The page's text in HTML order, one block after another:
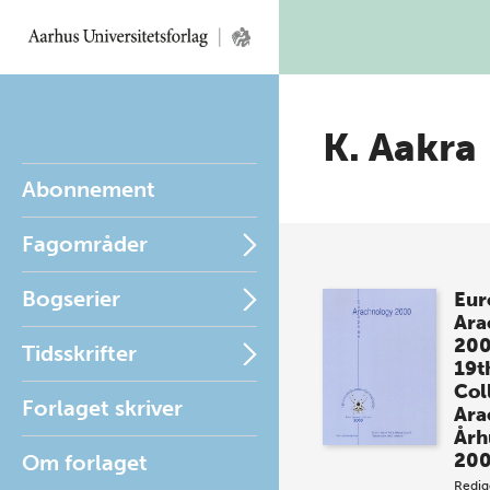
Abonnement
Fagområder
Bogserier
Tidsskrifter
Forlaget skriver
Om forlaget
K. Aakra